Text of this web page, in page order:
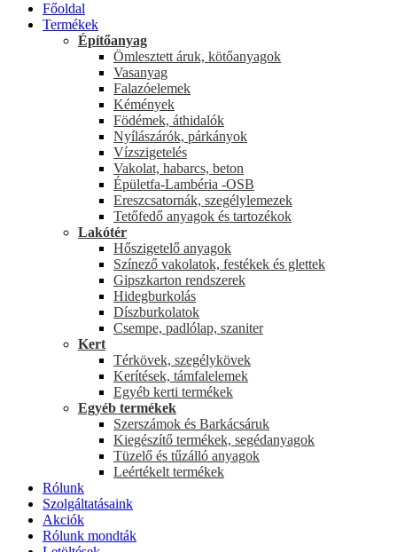
Főoldal
Termékek
Építőanyag
Ömlesztett áruk, kötőanyagok
Vasanyag
Falazóelemek
Kémények
Födémek, áthidalók
Nyílászárók, párkányok
Vízszigetelés
Vakolat, habarcs, beton
Épületfa-Lambéria -OSB
Ereszcsatornák, szegélylemezek
Tetőfedő anyagok és tartozékok
Lakótér
Hőszigetelő anyagok
Színező vakolatok, festékek és glettek
Gipszkarton rendszerek
Hidegburkolás
Díszburkolatok
Csempe, padlólap, szaniter
Kert
Térkövek, szegélykövek
Kerítések, támfalelemek
Egyéb kerti termékek
Egyéb termékek
Szerszámok és Barkácsáruk
Kiegészítő termékek, segédanyagok
Tüzelő és tűzálló anyagok
Leértékelt termékek
Rólunk
Szolgáltatásaink
Akciók
Rólunk mondták